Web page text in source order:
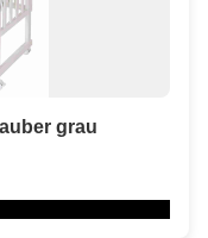
grau